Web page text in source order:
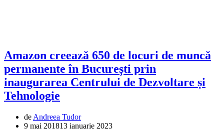
Amazon creează 650 de locuri de muncă
permanente în București prin
inaugurarea Centrului de Dezvoltare și
Tehnologie
de Andreea Tudor
9 mai 201813 ianuarie 2023